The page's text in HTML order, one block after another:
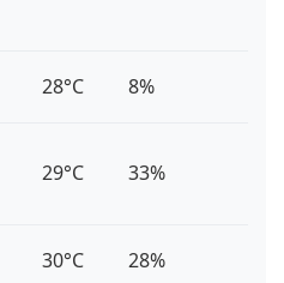
28°C 8%
29°C 33%
30°C 28%